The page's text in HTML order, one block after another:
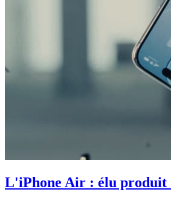
L'iPhone Air : élu produit